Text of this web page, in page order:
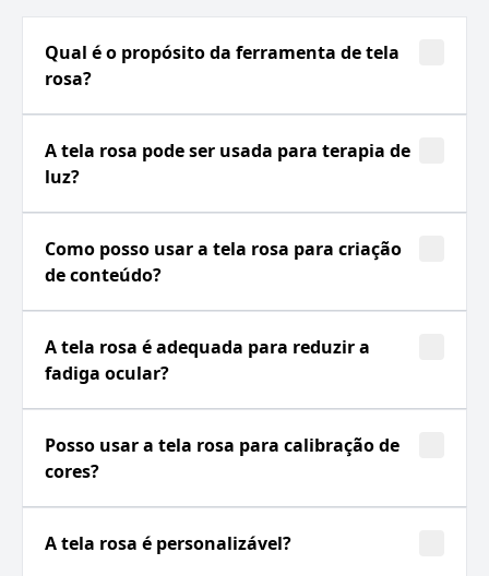
Qual é o propósito da ferramenta de tela
rosa?
A tela rosa pode ser usada para terapia de
luz?
Como posso usar a tela rosa para criação
de conteúdo?
A tela rosa é adequada para reduzir a
fadiga ocular?
Posso usar a tela rosa para calibração de
cores?
A tela rosa é personalizável?